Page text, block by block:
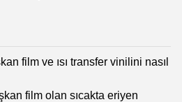
film ve ısı transfer vinilini nasıl
film olan sıcakta eriyen